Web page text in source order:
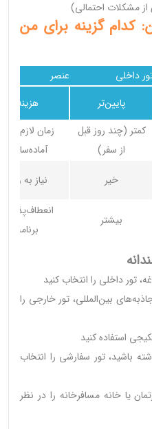
از مشکلات احتمالی)
کدام گزینه برای من
عنصر داخلی
هزینه
پایین‌تر
زمان لازم برای
آماده‌سازی
کمتر (چند روز قبل
از سفر)
نیاز به ویزا
خیر
انعطاف‌پذیری
برنامه
بیشتر
تور داخلی را انتخاب کنید
بین‌المللی، تور خارجی را
استفاده کنید
باشید، تور سفارشی را انتخاب
یا خانه مسافرخانه را در نظر